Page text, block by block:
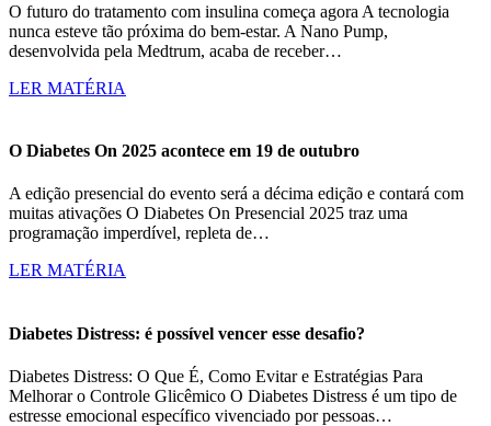
O futuro do tratamento com insulina começa agora A tecnologia
nunca esteve tão próxima do bem-estar. A Nano Pump,
desenvolvida pela Medtrum, acaba de receber…
LER MATÉRIA
O Diabetes On 2025 acontece em 19 de outubro
A edição presencial do evento será a décima edição e contará com
muitas ativações O Diabetes On Presencial 2025 traz uma
programação imperdível, repleta de…
LER MATÉRIA
Diabetes Distress: é possível vencer esse desafio?
Diabetes Distress: O Que É, Como Evitar e Estratégias Para
Melhorar o Controle Glicêmico O Diabetes Distress é um tipo de
estresse emocional específico vivenciado por pessoas…